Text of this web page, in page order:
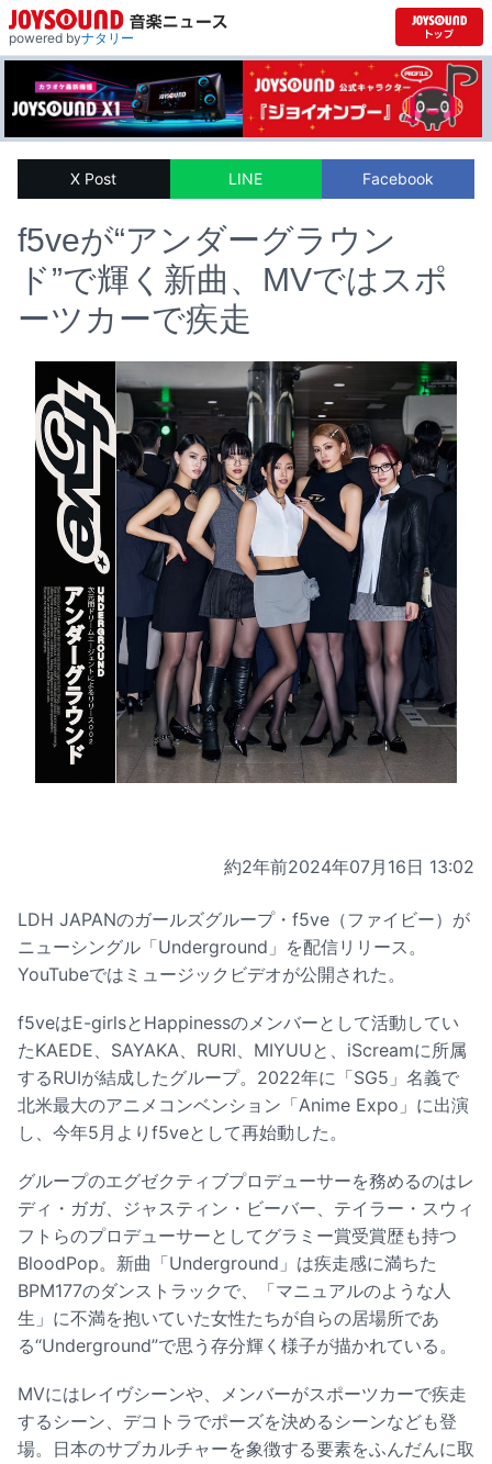
powered byナタリー
X Post LINE Facebook
f5veが“アンダーグラウン
ド”で輝く新曲、MVではスポ
ーツカーで疾走
約2年前2024年07月16日 13:02
LDH JAPANのガールズグループ・f5ve（ファイビー）が
ニューシングル「Underground」を配信リリース。
YouTubeではミュージックビデオが公開された。
f5veはE-girlsとHappinessのメンバーとして活動してい
たKAEDE、SAYAKA、RURI、MIYUUと、iScreamに所属
するRUIが結成したグループ。2022年に「SG5」名義で
北米最大のアニメコンベンション「Anime Expo」に出演
し、今年5月よりf5veとして再始動した。
グループのエグゼクティブプロデューサーを務めるのはレ
ディ・ガガ、ジャスティン・ビーバー、テイラー・スウィ
フトらのプロデューサーとしてグラミー賞受賞歴も持つ
BloodPop。新曲「Underground」は疾走感に満ちた
BPM177のダンストラックで、「マニュアルのような人
生」に不満を抱いていた女性たちが自らの居場所であ
る“Underground”で思う存分輝く様子が描かれている。
MVにはレイヴシーンや、メンバーがスポーツカーで疾走
するシーン、デコトラでポーズを決めるシーンなども登
場。日本のサブカルチャーを象徴する要素をふんだんに取